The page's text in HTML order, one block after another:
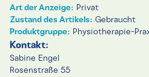
Art der Anzeige: Privat
Zustand des Artikels: Gebraucht
Produktgruppe: Physiotherapie-
Kontakt:
Sabine Engel
Rosenstraße 55